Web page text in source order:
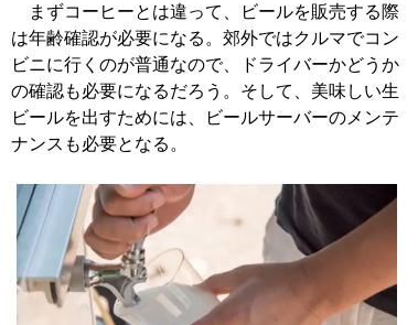
まずコーヒーとは違って、ビールを販売する際
は年齢確認が必要になる。郊外ではクルマでコン
ビニに行くのが普通なので、ドライバーかどうか
の確認も必要になるだろう。そして、美味しい生
ビールを出すためには、ビールサーバーのメンテ
ナンスも必要となる。